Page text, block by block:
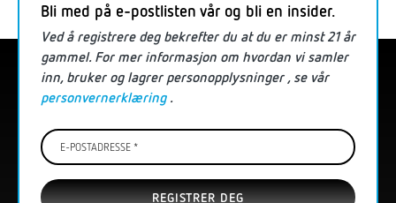
Bli med på e-postlisten vår og bli en insider.
Ved å registrere deg bekrefter du at du er minst 21 år
gammel. For mer informasjon om hvordan vi samler
inn, bruker og lagrer personopplysninger , se vår
personvernerklæring .
E-
postadresse
*